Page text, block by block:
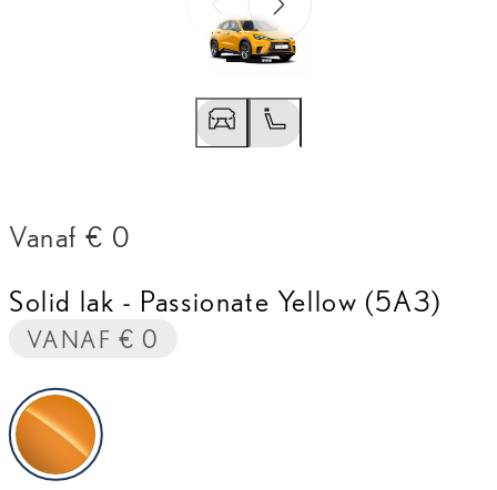
Vorige slideVolgende slide
Vorige slide
Vanaf € 0
Solid lak - Passionate Yellow (5A3)
VANAF € 0
Passionate Yellow (5A3)